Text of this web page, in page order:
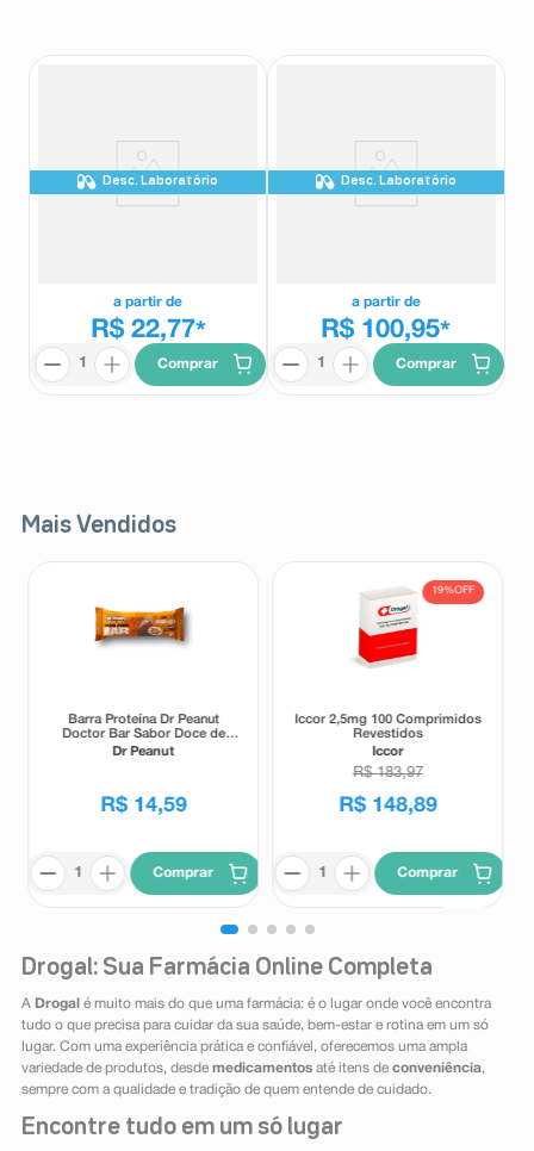
Desc. Laboratório
a partir de
R$ 22,77*
Comprar
Desc. Laboratório
a partir de
R$ 100,95*
Comprar
Mais Vendidos
Barra Proteína Dr Peanut
Doctor Bar Sabor Doce de
Leite 62g
Dr Peanut
R$ 14,59
Comprar
19%OFF
Iccor 2,5mg 100 Comprimidos
Revestidos
Iccor
R$ 183,97
R$ 148,89
Comprar
Drogal: Sua Farmácia Online Completa
A Drogal é muito mais do que uma farmácia: é o lugar onde você encontra
tudo o que precisa para cuidar da sua saúde, bem-estar e rotina em um só
lugar. Com uma experiência prática e confiável, oferecemos uma ampla
variedade de produtos, desde medicamentosaté itens de conveniência,
sempre com a qualidade e tradição de quem entende de cuidado.
Encontre tudo em um só lugar